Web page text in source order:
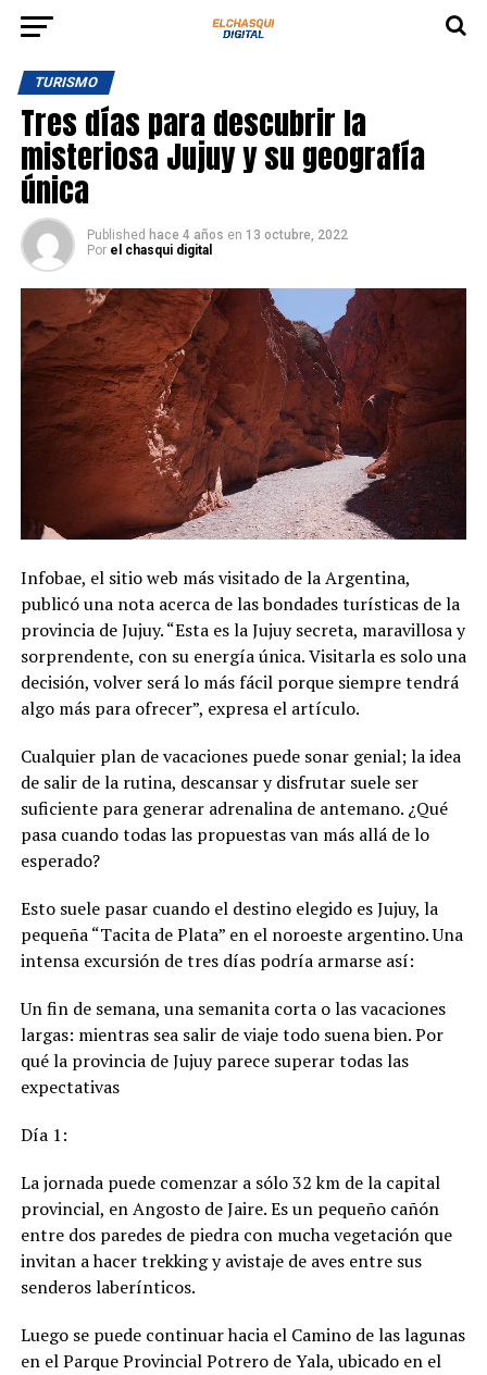
TURISMO
Tres días para descubrir la
misteriosa Jujuy y su geografía
única
Published hace 4 años en 13 octubre, 2022
Por el chasqui digital
Infobae, el sitio web más visitado de la Argentina,
publicó una nota acerca de las bondades turísticas de la
provincia de Jujuy. “Esta es la Jujuy secreta, maravillosa y
sorprendente, con su energía única. Visitarla es solo una
decisión, volver será lo más fácil porque siempre tendrá
algo más para ofrecer”, expresa el artículo.
Cualquier plan de vacaciones puede sonar genial; la idea
de salir de la rutina, descansar y disfrutar suele ser
suficiente para generar adrenalina de antemano. ¿Qué
pasa cuando todas las propuestas van más allá de lo
esperado?
Esto suele pasar cuando el destino elegido es Jujuy, la
pequeña “Tacita de Plata” en el noroeste argentino. Una
intensa excursión de tres días podría armarse así:
Un fin de semana, una semanita corta o las vacaciones
largas: mientras sea salir de viaje todo suena bien. Por
qué la provincia de Jujuy parece superar todas las
expectativas
Día 1:
La jornada puede comenzar a sólo 32 km de la capital
provincial, en Angosto de Jaire. Es un pequeño cañón
entre dos paredes de piedra con mucha vegetación que
invitan a hacer trekking y avistaje de aves entre sus
senderos laberínticos.
Luego se puede continuar hacia el Camino de las lagunas
en el Parque Provincial Potrero de Yala, ubicado en el